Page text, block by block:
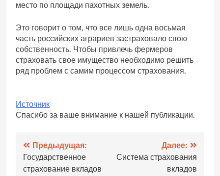
место по площади пахотных земель.
Это говорит о том, что все лишь одна восьмая
часть российских аграриев застраховало свою
собственность. Чтобы привлечь фермеров
страховать свое имущество необходимо решить
ряд проблем с самим процессом страхования.
Источник
Спасибо за ваше внимание к нашей публикации.
Навигация
по
Предыдущая:
Государственное
страхование вкладов
Далее:
Система страхования
вкладов